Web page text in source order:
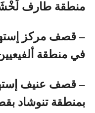
منطقة طارف
– قصف مركز
في منطقة
– قصف عنيف
بمنطقة تنوشاد